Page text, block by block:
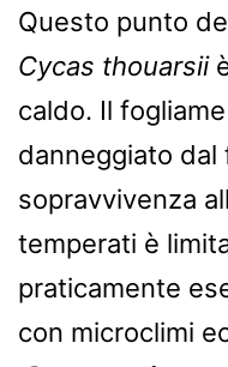
Questo punto
Cycas thouarsii
caldo. Il
danneggiato dal
sopravvivenza
temperati è
praticamente
con microclimi